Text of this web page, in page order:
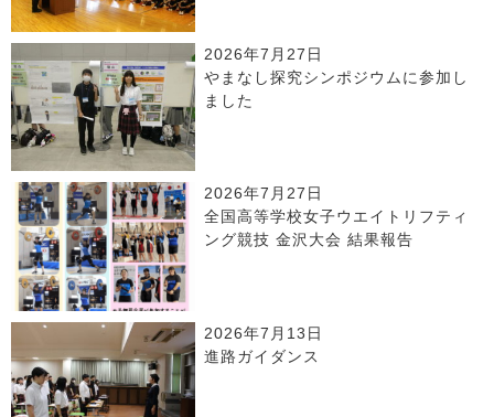
2026年7月27日
やまなし探究シンポジウムに参加し
ました
2026年7月27日
全国高等学校女子ウエイトリフティ
ング競技 金沢大会 結果報告
2026年7月13日
進路ガイダンス